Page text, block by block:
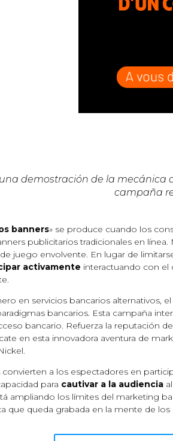
demostración de la mecánica
campaña
banners» se produce cuando los
publicitarios tradicionales en
juego envolvente. En lugar de
activamente interactuando con el
en servicios bancarios alternativos,
bancarios. Esta campaña
bancario. Refuerza la reputación
en esta innovadora aventura de
convierten a los espectadores en
para cautivar a la audienciaal
ampliando los límites del marketing
que queda grabada en la mente de